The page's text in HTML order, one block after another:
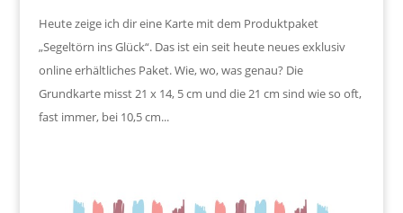
Heute zeige ich dir eine Karte mit dem Produktpaket
„Segeltörn ins Glück“. Das ist ein seit heute neues exklusiv
online erhältliches Paket. Wie, wo, was genau? Die
Grundkarte misst 21 x 14, 5 cm und die 21 cm sind wie so oft,
fast immer, bei 10,5 cm...